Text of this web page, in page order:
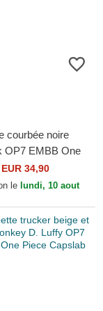
courbée noire
OP7 EMBB One
EUR 34,90
le lundi, 10 aout